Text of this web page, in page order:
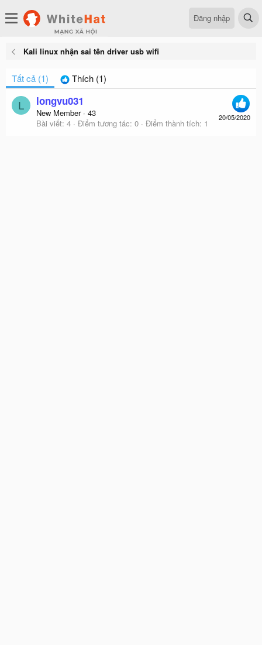
Đăng nhập
Kali linux nhận sai tên driver usb wifi
Tất cả (1) Thích (1)
L
20/05/2020
longvu031
New Member · 43
Bài viết 4 Điểm tương tác 0 Điểm thành tích 1